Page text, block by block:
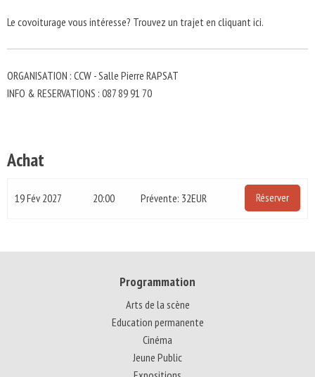
Le covoiturage vous intéresse? Trouvez un trajet en cliquant ici.
ORGANISATION : CCW - Salle Pierre RAPSAT
INFO & RESERVATIONS : 087 89 91 70
Achat
19 Fév 2027 20:00 Prévente: 32EUR Réserver
Programmation
Arts de la scène
Education permanente
Cinéma
Jeune Public